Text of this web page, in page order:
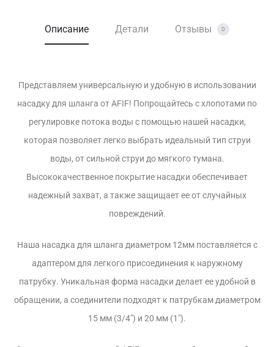
Описание Детали Отзывы 0
Представляем универсальную и удобную в использовании
насадку для шланга от AFIF! Попрощайтесь с хлопотами по
регулировке потока воды с помощью нашей насадки,
которая позволяет легко выбрать идеальный тип струи
воды, от сильной струи до мягкого тумана.
Высококачественное покрытие насадки обеспечивает
надежный захват, а также защищает ее от случайных
повреждений.
Наша насадка для шланга диаметром 12мм поставляется с
адаптером для легкого присоединения к наружному
патрубку. Уникальная форма насадки делает ее удобной в
обращении, а соединители подходят к патрубкам диаметром
15 мм (3/4″) и 20 мм (1″).